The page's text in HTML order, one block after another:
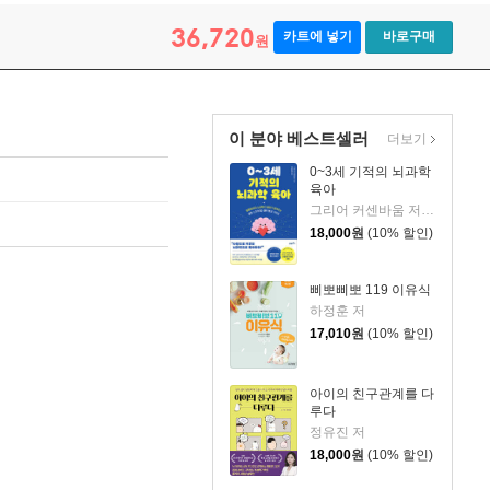
36,720원 카트에 넣기 바로구매
이 분야 베스트셀러
0~3세 기적의 뇌과학
육아
그리어 커센바움 저/이은정 역
18,000원 (10% 할인)
삐뽀삐뽀 119 이유식
하정훈 저
17,010원 (10% 할인)
아이의 친구관계를 다
루다
정유진 저
18,000원 (10% 할인)
더보기